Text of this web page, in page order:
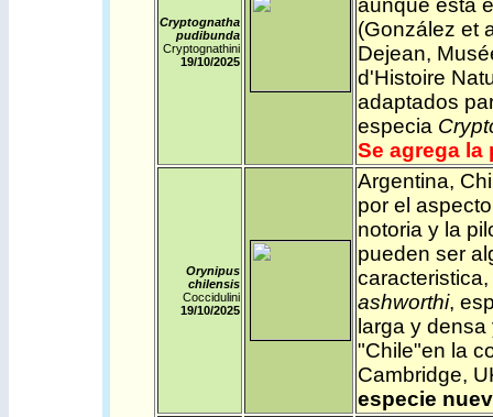
Cryptognatha
pudibunda
Cryptognathini
19/10/2025
aunque esta
(González et
Dejean,
d'Histoire
adaptados
especia
Se agrega la
Orynipus
chilensis
Coccidulini
19/10/2025
Argentina,
por el
notoria y la
pueden ser
ashworthi,
larga y
"Chile"en la
Cambridge,
especie